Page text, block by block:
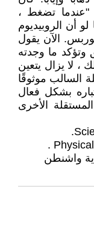
"عندما تضغط ،
أن الروبيديوم
الآن يقول
وتؤكد ما وجدته
لا يزال يتعين
السالب موثوقًا
بشكل فعال
الأخرى
واشنطن